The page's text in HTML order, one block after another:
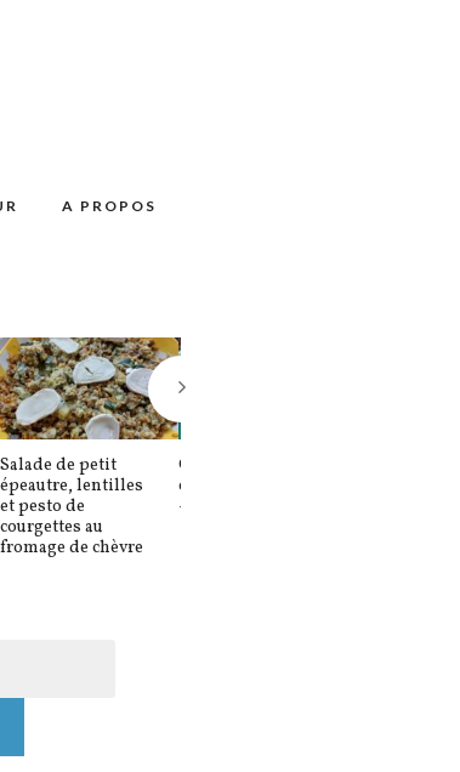
A PROPOS
Salade de petit
épeautre, lentilles
et pesto de
courgettes au
fromage de chèvre
Confiture de melon
comme un calisson
– L’été en pot (2)